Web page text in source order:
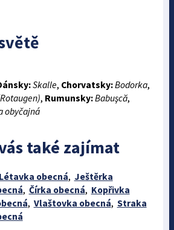
Skalle, Chorvatsky:Bodorka,
, Rumunsky:Babuşcă,
obyčajná
také zajímat
Létavka obecná, Ještěrka
, Čírka obecná, Kopřivka
, Vlaštovka obecná, Straka